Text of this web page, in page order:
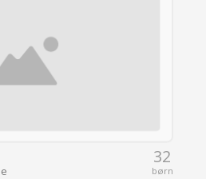
32
børn